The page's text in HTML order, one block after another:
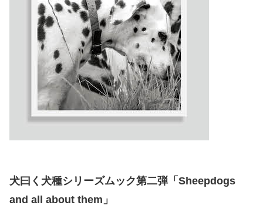
犬曰く犬種シリーズムック第二弾「Sheepdogs
and all about them」